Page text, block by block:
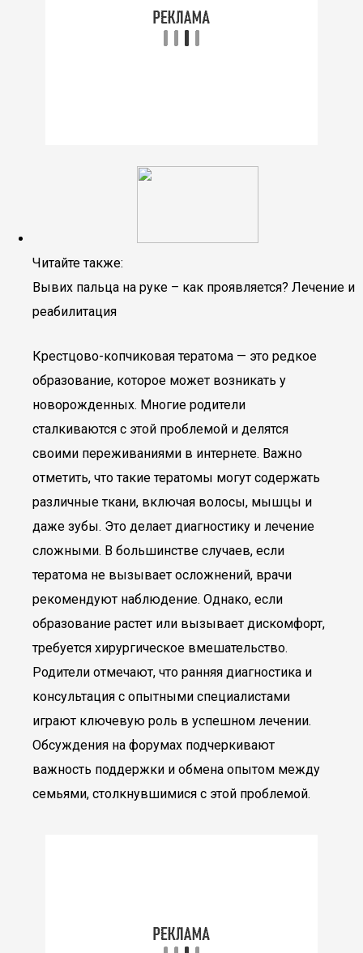
Читайте также:
Вывих пальца на руке – как проявляется? Лечение и
реабилитация
Крестцово-копчиковая тератома — это редкое
образование, которое может возникать у
новорожденных. Многие родители
сталкиваются с этой проблемой и делятся
своими переживаниями в интернете. Важно
отметить, что такие тератомы могут содержать
различные ткани, включая волосы, мышцы и
даже зубы. Это делает диагностику и лечение
сложными. В большинстве случаев, если
тератома не вызывает осложнений, врачи
рекомендуют наблюдение. Однако, если
образование растет или вызывает дискомфорт,
требуется хирургическое вмешательство.
Родители отмечают, что ранняя диагностика и
консультация с опытными специалистами
играют ключевую роль в успешном лечении.
Обсуждения на форумах подчеркивают
важность поддержки и обмена опытом между
семьями, столкнувшимися с этой проблемой.